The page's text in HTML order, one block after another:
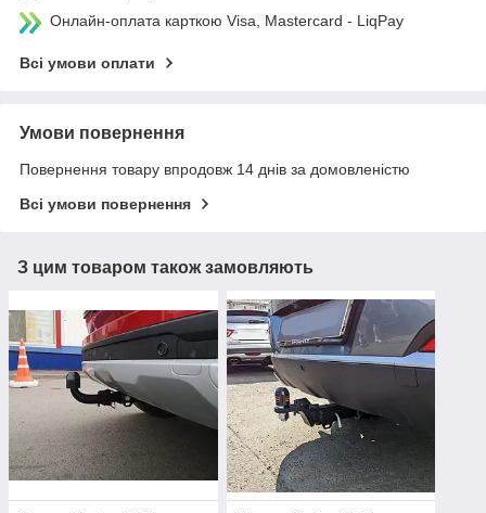
Онлайн-оплата карткою Visa, Mastercard - LiqPay
Всі умови оплати
Умови повернення
Повернення товару впродовж 14 днів за домовленістю
Всі умови повернення
З цим товаром також замовляють